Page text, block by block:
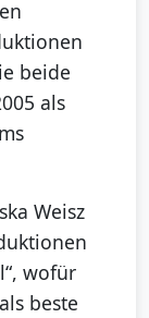
beide
als
Weisz
wofür
beste